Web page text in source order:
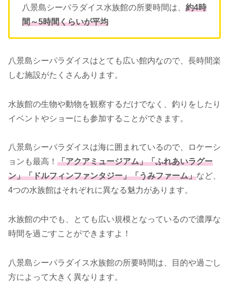
八景島シーパラダイス水族館の所要時間は、 約4時
間～5時間くらいが平均
八景島シーパラダイスはとても広い館内なので、長時間楽
しむ施設がたくさんあります。
水族館の生物や動物を観察するだけでなく、釣りをしたり
イベントやショーにも参加することができます。
八景島シーパラダイスは海に囲まれているので、ロケーシ
ョンも最高！ 「アクアミュージアム」「ふれあいラグー
ン」「ドルフィンファンタジー」「うみファーム」など、
4つの水族館はそれぞれに異なる魅力があります。
水族館の中でも、とても広い規模となっているので濃厚な
時間を過ごすことができますよ！
八景島シーパラダイス水族館の所要時間は、目的や過ごし
方によって大きく異なります。